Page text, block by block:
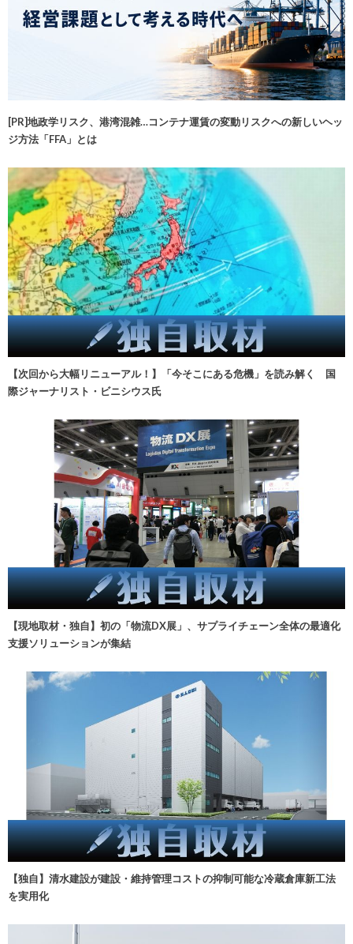
[PR]地政学リスク、港湾混雑…コンテナ運賃の変動リスクへの新しいヘッ
ジ方法「FFA」とは
【次回から大幅リニューアル！】「今そこにある危機」を読み解く 国
際ジャーナリスト・ビニシウス氏
【現地取材・独自】初の「物流DX展」、サプライチェーン全体の最適化
支援ソリューションが集結
【独自】清水建設が建設・維持管理コストの抑制可能な冷蔵倉庫新工法
を実用化